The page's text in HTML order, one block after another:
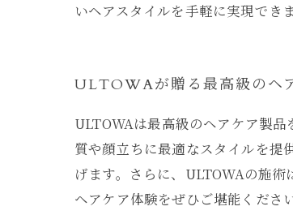
いヘアスタイルを手軽に実現できま
ULTOWAが贈る最高級のヘ
ULTOWAは最高級のヘアケア製
質や顔立ちに最適なスタイルを提
げます。さらに、ULTOWAの施
ヘアケア体験をぜひご堪能ください